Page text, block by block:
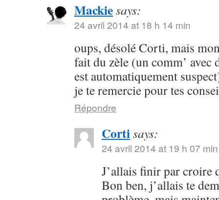
Mackiesays:
24 avril 2014 at 18 h 14 min
oups, désolé Corti, mais
fait du zèle (un comm’ avec
est automatiquement
je te remercie pour tes
Répondre
Cortisays:
24 avril 2014 at 19 h 07 min
J’allais finir par croire
Bon ben, j’allais te